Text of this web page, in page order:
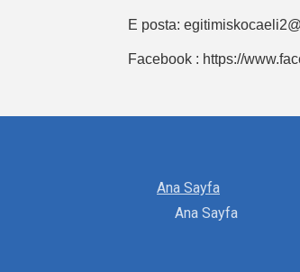
E posta:
Facebook : https://
Ana Sayfa
Ana Sayfa